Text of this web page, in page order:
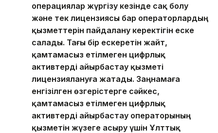
операциялар жүргізу кезінде сақ болу
және тек лицензиясы бар операторлардың
қызметтерін пайдалану керектігін еске
салады. Тағы бір ескеретін жайт,
қамтамасыз етілмеген цифрлық
активтерді айырбастау қызметі
лицензиялануға жатады. Заңнамаға
енгізілген өзгерістерге сәйкес,
қамтамасыз етілмеген цифрлық
активтерді айырбастау операторының
қызметін жүзеге асыру үшін Ұлттық